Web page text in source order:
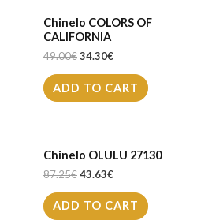
Chinelo COLORS OF
CALIFORNIA
49.00€34.30€
ADD TO CART
Chinelo OLULU 27130
87.25€43.63€
ADD TO CART